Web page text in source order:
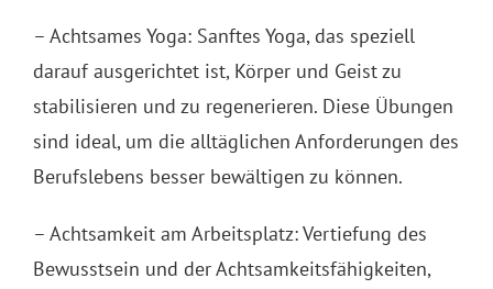
– Achtsames Yoga: Sanftes Yoga, das speziell
darauf ausgerichtet ist, Körper und Geist zu
stabilisieren und zu regenerieren. Diese Übungen
sind ideal, um die alltäglichen Anforderungen des
Berufslebens besser bewältigen zu können.
– Achtsamkeit am Arbeitsplatz: Vertiefung des
Bewusstsein und der Achtsamkeitsfähigkeiten,